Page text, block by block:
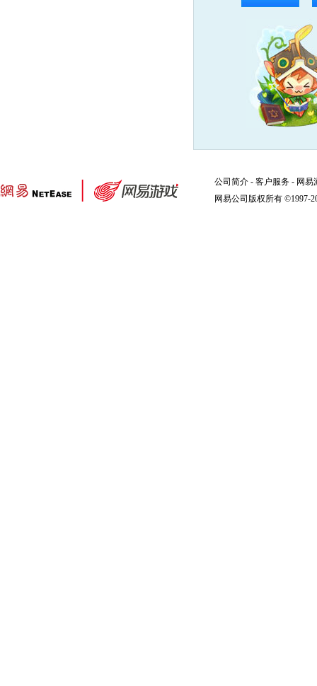
公司简介 - 客户服务 - 网易
网易公司版权所有 ©1997-